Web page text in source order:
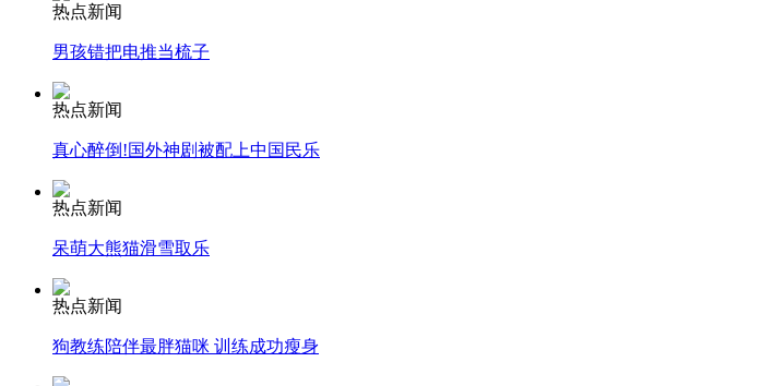
外交部：有关国家言论片面不公正
走！跟着总书记去植树
热点新闻
男孩错把电推当梳子
热点新闻
真心醉倒!国外神剧被配上中国民乐
热点新闻
呆萌大熊猫滑雪取乐
热点新闻
狗教练陪伴最胖猫咪 训练成功瘦身